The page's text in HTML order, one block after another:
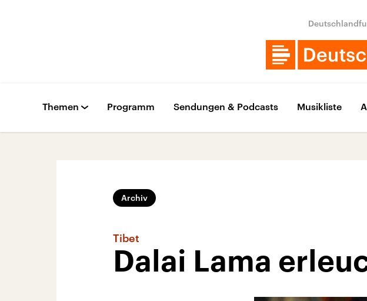
Themen Programm Sendungen & Podcasts Musikliste
Archiv
Tibet
Dalai Lama